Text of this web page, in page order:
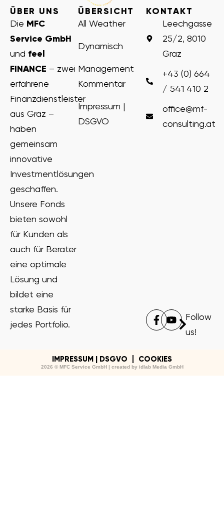
ÜBER UNS
Die MFC
Service GmbH
und feel
FINANCE – zwei
erfahrene
Finanzdienstleister
aus Graz –
haben
gemeinsam
innovative
Investmentlösungen
geschaffen.
Unsere Fonds
bieten sowohl
für Kunden als
auch für Berater
eine optimale
Lösung und
bildet eine
starke Basis für
jedes Portfolio.
ÜBERSICHT
All Weather
Dynamisch
Management
Kommentar
Impressum |
DSGVO
KONTAKT
Leechgasse
25/2, 8010
Graz
+43 (0) 664
/ 541 410 2
office@mf-
consulting.at
Follow
us!
IMPRESSUM | DSGVO COOKIES
2026 © MFC Service GmbH | created by idlab Media GmbH